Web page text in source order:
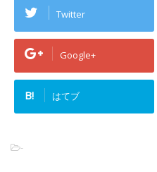
Twitter
Google+
B! はてブ
-